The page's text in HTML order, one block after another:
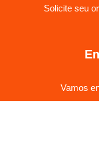
Solicite seu
Vamos